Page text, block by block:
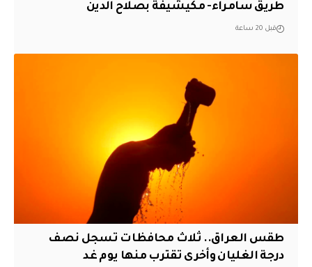
طريق سامراء- مكيشيفة بصلاح الدين
قبل 20 ساعة
طقس العراق.. ثلاث محافظات تسجل نصف
درجة الغليان وأخرى تقترب منها يوم غد